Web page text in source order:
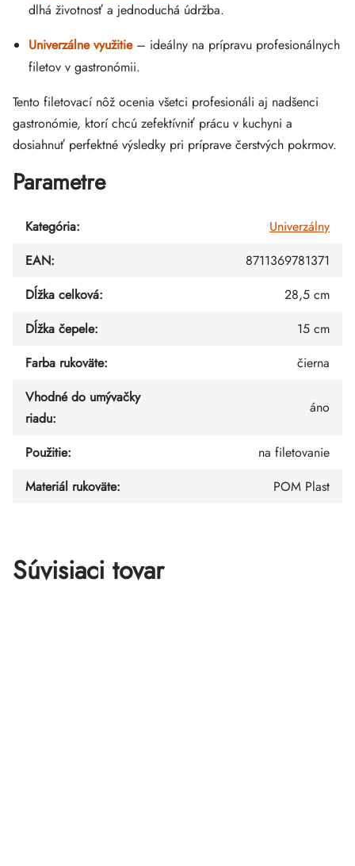
dlhá životnosť a jednoduchá údržba.
Univerzálne využitie– ideálny na prípravu profesionálnych
filetov v gastronómii.
Tento filetovací nôž ocenia všetci profesionáli aj nadšenci
gastronómie, ktorí chcú zefektívniť prácu v kuchyni a
dosiahnuť perfektné výsledky pri príprave čerstvých pokrmov.
Parametre
Kategória:
Univerzálny
EAN:
8711369781371
Dĺžka celková:
28,5 cm
Dĺžka čepele:
15 cm
Farba rukoväte:
čierna
Vhodné do umývačky
riadu:
áno
Použitie:
na filetovanie
Materiál rukoväte: POM Plast
Súvisiaci tovar